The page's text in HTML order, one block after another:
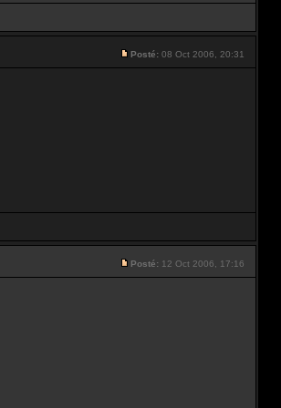
Posté: 08 Oct 2006, 20:31
Posté: 12 Oct 2006, 17:16